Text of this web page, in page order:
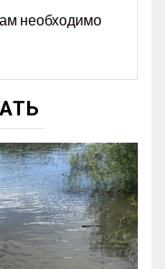
необходимо